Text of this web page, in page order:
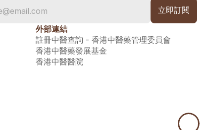
外部連結
註冊中醫查詢 - 香港中醫藥管理委員會
香港中醫藥發展基金
香港中醫醫院